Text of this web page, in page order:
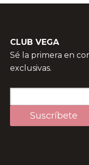
CLUB VEGA
Sé la primera en
exclusivas.